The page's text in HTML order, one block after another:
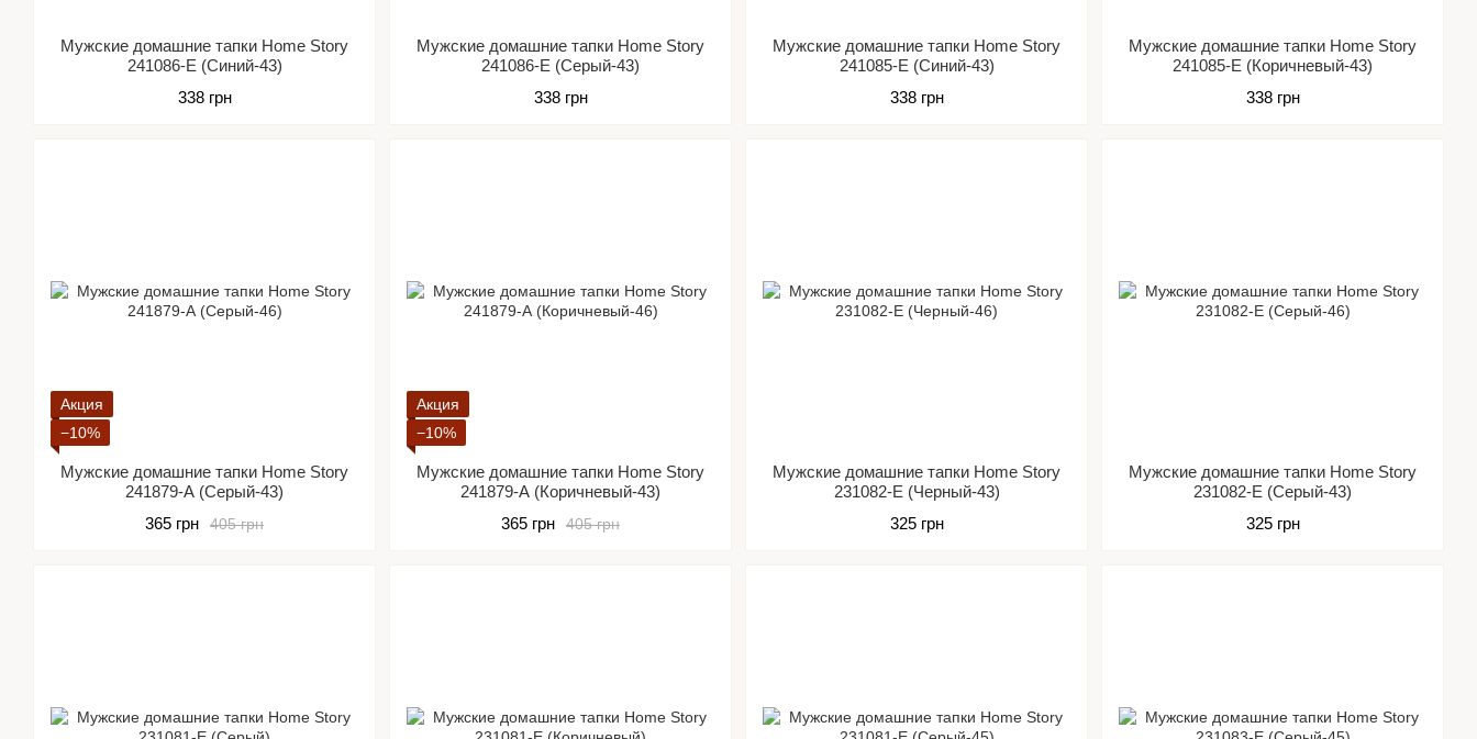
Мужские домашние тапки Home Story
241086-Е (Синий-43)
338 грн
Мужские домашние тапки Home Story
241086-Е (Серый-43)
338 грн
Мужские домашние тапки Home Story
241085-Е (Синий-43)
338 грн
Мужские домашние тапки Home Story
241085-Е (Коричневый-43)
338 грн
Акция
−10%
Мужские домашние тапки Home Story
241879-А (Серый-43)
405 грн
365 грн
Акция
−10%
Мужские домашние тапки Home Story
241879-А (Коричневый-43)
405 грн
365 грн
Мужские домашние тапки Home Story
231082-Е (Черный-43)
325 грн
Мужские домашние тапки Home Story
231082-Е (Серый-43)
325 грн